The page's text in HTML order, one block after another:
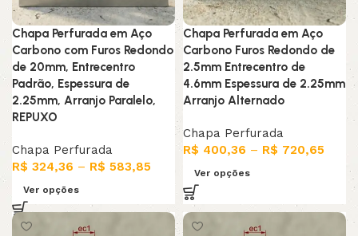
Chapa Perfurada em Aço
Carbono com Furos Redondo
de 20mm, Entrecentro
Padrão, Espessura de
2.25mm, Arranjo Paralelo,
REPUXO
Chapa Perfurada
R$ 324,36 – R$ 583,85
Ver opções
Chapa Perfurada em Aço
Carbono Furos Redondo de
2.5mm Entrecentro de
4.6mm Espessura de 2.25mm
Arranjo Alternado
Chapa Perfurada
R$ 400,36 – R$ 720,65
Ver opções